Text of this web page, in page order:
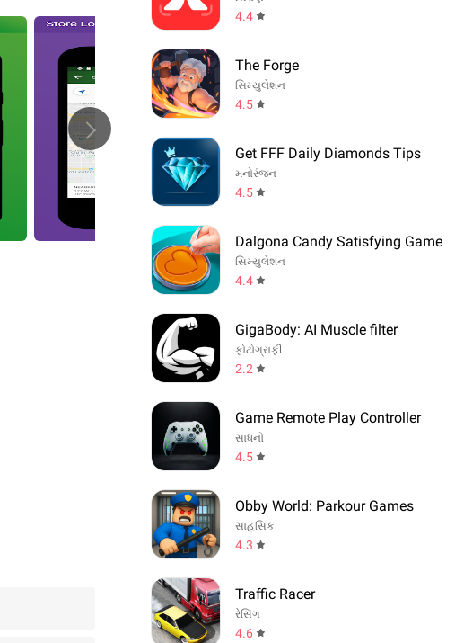
4.4
The Forge
સિમ્યુલેશન
4.5
Get FFF Daily Diamonds Tips
મનોરંજન
4.5
Dalgona Candy Satisfying Game
સિમ્યુલેશન
4.4
GigaBody: AI Muscle filter
ફોટોગ્રાફી
2.2
Game Remote Play Controller
સાધનો
4.5
Obby World: Parkour Games
સાહસિક
4.3
Traffic Racer
રેસિંગ
4.6